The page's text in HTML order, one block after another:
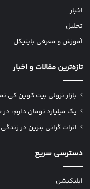
اخبار
تحلیل
آموزش و معرفی بایتیکل
تازه‌ترین مقالات و اخبار
بازار نزولی بیت کوین کی
یک میلیارد تومان دارم؛
اثرات گرانی بنزین در
دسترسی سریع
اپلیکیشن